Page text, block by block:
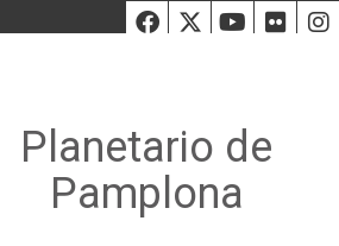
Facebook
Twiiter
Planetario de
Pamplona